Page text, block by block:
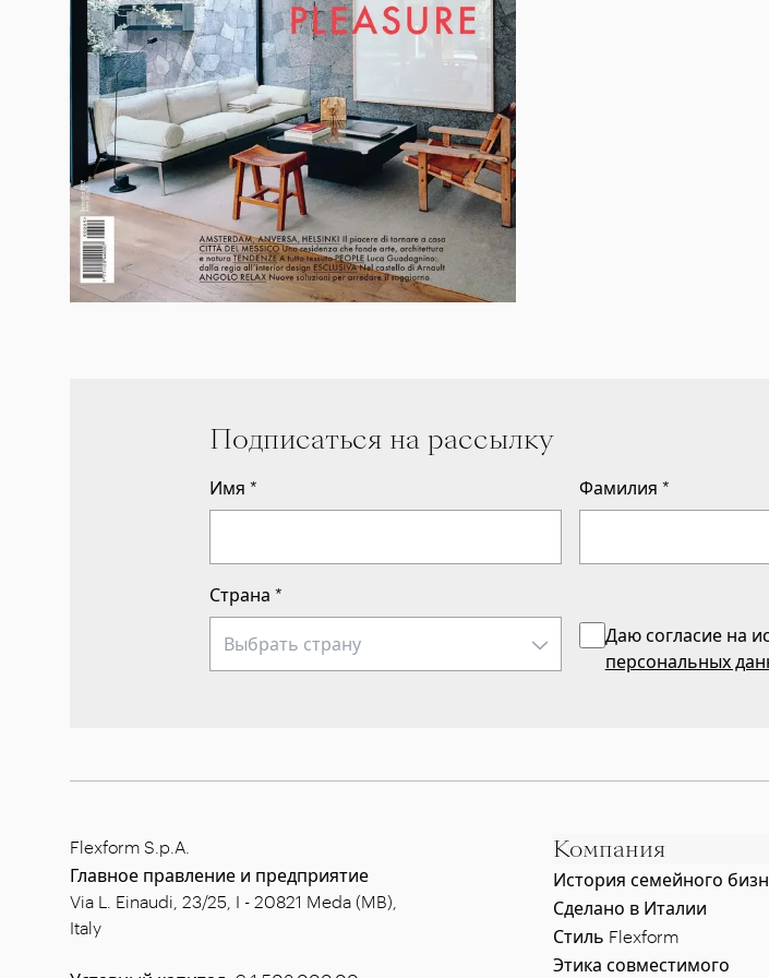
Подписаться на рассылку
Имя * Фамилия *
Страна *
Даю согласие на
персональных
Flexform S.p.A.
Главное правление и предприятие
Via L. Einaudi, 23/25, I - 20821 Meda (MB),
Italy
Компания
История семейного
Сделано в Италии
Стиль Flexform
Этика совместимого